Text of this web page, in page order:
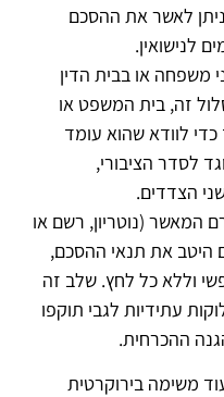
לאשר את ההסכם
לנישואין.
משפחה או בבית הדין
זה, בית המשפט או
לוודא שהוא עומד
לסדר הציבורי,
הצדדים.
המאשר (נוטריון, רשם או
היטב את תנאי ההסכם,
וללא כל לחץ. שלב זה
עתידיות לגבי תוקפו
ההכרחית.
משימה בירוקרטית